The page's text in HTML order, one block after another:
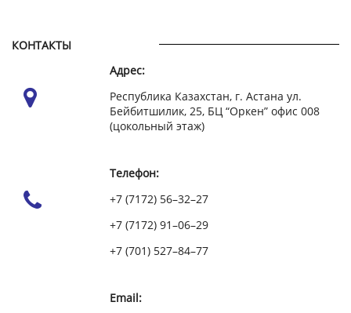
КОНТАКТЫ
Адрес:
Республика Казахстан, г. Астана ул.
Бейбитшилик, 25, БЦ “Оркен” офис 008
(цокольный этаж)
Телефон:
+7 (7172) 56–32–27
+7 (7172) 91–06–29
+7 (701) 527–84–77
Email: